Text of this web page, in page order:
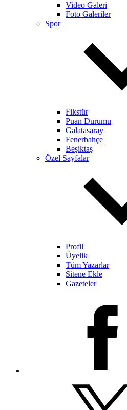
Video Galeri
Foto Galeriler
Spor
Fikstür
Puan Durumu
Galatasaray
Fenerbahçe
Beşiktaş
Özel Sayfalar
Profil
Üyelik
Tüm Yazarlar
Sitene Ekle
Gazeteler